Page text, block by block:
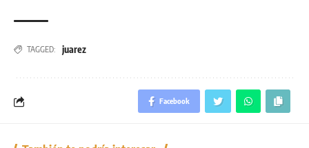
TAGGED: juarez
Facebook